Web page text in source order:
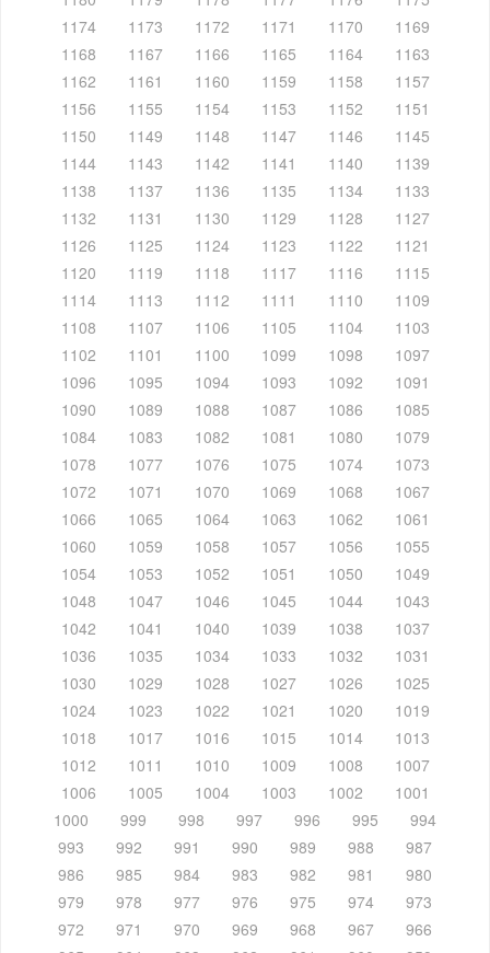
1174
1173 1172 1171 1170
1169
1168
1167 1166 1165 1164
1163
1162
1161 1160 1159 1158
1157
1156
1155 1154 1153 1152
1151
1150
1149 1148 1147 1146
1145
1144
1143 1142 1141 1140
1139
1138
1137 1136 1135 1134
1133
1132
1131 1130 1129 1128
1127
1126
1125 1124 1123 1122
1121
1120
1119 1118 1117 1116
1115
1114
1113 1112 1111 1110
1109
1108
1107 1106 1105 1104
1103
1102
1101 1100 1099 1098
1097
1096
1095 1094 1093 1092
1091
1090
1089 1088 1087 1086
1085
1084
1083 1082 1081 1080
1079
1078
1077 1076 1075 1074
1073
1072
1071 1070 1069 1068
1067
1066
1065 1064 1063 1062
1061
1060
1059 1058 1057 1056
1055
1054
1053 1052 1051 1050
1049
1048
1047 1046 1045 1044
1043
1042
1041 1040 1039 1038
1037
1036
1035 1034 1033 1032
1031
1030
1029 1028 1027 1026
1025
1024
1023 1022 1021 1020
1019
1018
1017 1016 1015 1014
1013
1012
1011 1010 1009 1008
1007
1006
1005 1004 1003 1002
1001
1000
999 998 997 996 995
994
993
992 991 990 989 988
987
986
985 984 983 982 981
980
979
978 977 976 975 974
973
972
971 970 969 968 967
966